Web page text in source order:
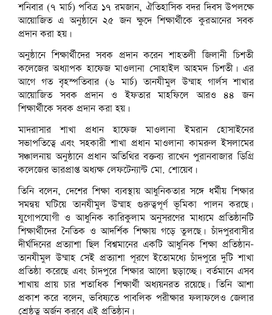
শনিবার (৭ মার্চ) পবিত্র ১৭ রমজান, ঐতিহাসিক বদর দিবস উপলক্ষে
আয়োজিত এ অনুষ্ঠানে ২৫ জন ক্ষুদে শিক্ষার্থীকে কুরআনের সবক
প্রদান করা হয়।
অনুষ্ঠানে শিক্ষার্থীদের সবক প্রদান করেন শাহতলী জিলানী চিশতী
কলেজের অধ্যাপক হাফেজ মাওলানা সোহাইল আহমদ চিশতী। এর
আগে গত বৃহস্পতিবার (৬ মার্চ) তানযীমুল উম্মাহ গার্লস শাখার
আয়োজিত সবক প্রদান ও ইফতার মাহফিলে আরও ৪৪ জন
শিক্ষার্থীকে সবক প্রদান করা হয়।
মাদরাসার শাখা প্রধান হাফেজ মাওলানা ইমরান হোসাইনের
সভাপতিত্বে এবং সহকারী শাখা প্রধান মাওলানা কামরুল ইসলামের
সঞ্চালনায় অনুষ্ঠানে প্রধান অতিথির বক্তব্য রাখেন পুরানবাজার ডিগ্রি
কলেজের ভারপ্রাপ্ত অধ্যক্ষ লেফটেন্যান্ট মো. শোয়েব।
তিনি বলেন, দেশের শিক্ষা ব্যবস্থায় আধুনিকতার সঙ্গে ধর্মীয় শিক্ষার
সমন্বয় ঘটিয়ে তানযীমুল উম্মাহ গুরুত্বপূর্ণ ভূমিকা পালন করছে।
যুগোপযোগী ও আধুনিক কারিকুলাম অনুসরণের মাধ্যমে প্রতিষ্ঠানটি
শিক্ষার্থীদের নৈতিক ও আদর্শিক শিক্ষায় গড়ে তুলছে। চাঁদপুরবাসীর
দীর্ঘদিনের প্রত্যাশা ছিল বিশ্বমানের একটি আধুনিক শিক্ষা প্রতিষ্ঠান-
তানযীমুল উম্মাহ সেই প্রত্যাশা পূরণে ইতোমধ্যে চাঁদপুরে দুটি শাখা
প্রতিষ্ঠা করেছে এবং চাঁদপুরে শিক্ষার আলো ছড়াচ্ছে। বর্তমানে এসব
শাখায় প্রায় চার শতাধিক শিক্ষার্থী অধ্যয়নরত রয়েছে। তিনি আশা
প্রকাশ করে বলেন, ভবিষ্যতে পাবলিক পরীক্ষার ফলাফলেও জেলার
শ্রেষ্ঠত্ব অর্জন করবে এই প্রতিষ্ঠান।